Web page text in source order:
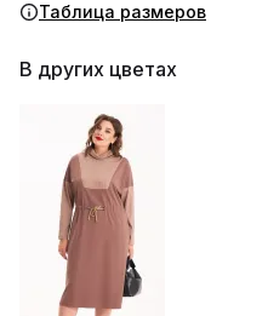
Таблица размеров
В других цветах